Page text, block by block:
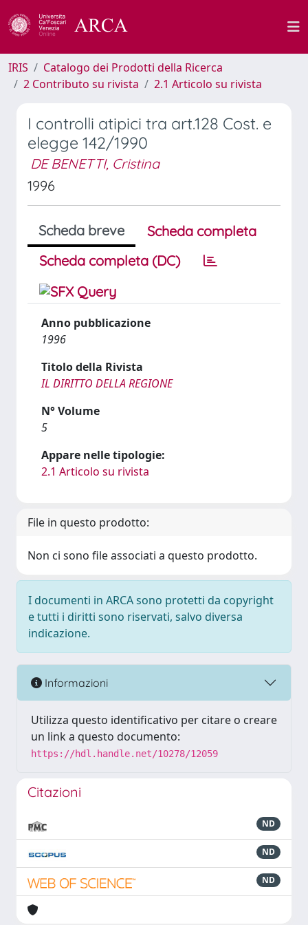
IRIS
Catalogo dei Prodotti della Ricerca
2 Contributo su rivista
2.1 Articolo su rivista
I controlli atipici tra art.128 Cost. e
elegge 142/1990
DE BENETTI, Cristina
1996
Scheda breve
Scheda completa
Scheda completa (DC)
Anno pubblicazione
1996
Titolo della Rivista
IL DIRITTO DELLA REGIONE
N° Volume
5
Appare nelle tipologie:
2.1 Articolo su rivista
File in questo prodotto:
Non ci sono file associati a questo prodotto.
I documenti in ARCA sono protetti da copyright
e tutti i diritti sono riservati, salvo diversa
indicazione.
Informazioni
Utilizza questo identificativo per citare o creare
un link a questo documento:
https://hdl.handle.net/10278/12059
Citazioni
ND
ND
ND